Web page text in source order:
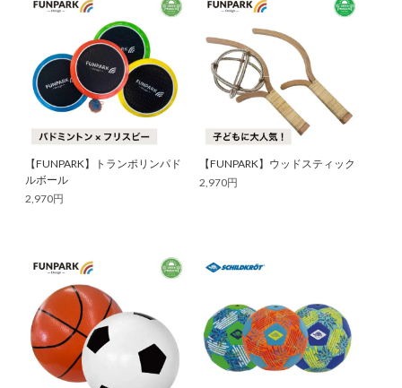
【FUNPARK】トランポリンパド
ルボール
2,970円
【FUNPARK】ウッドスティック
2,970円